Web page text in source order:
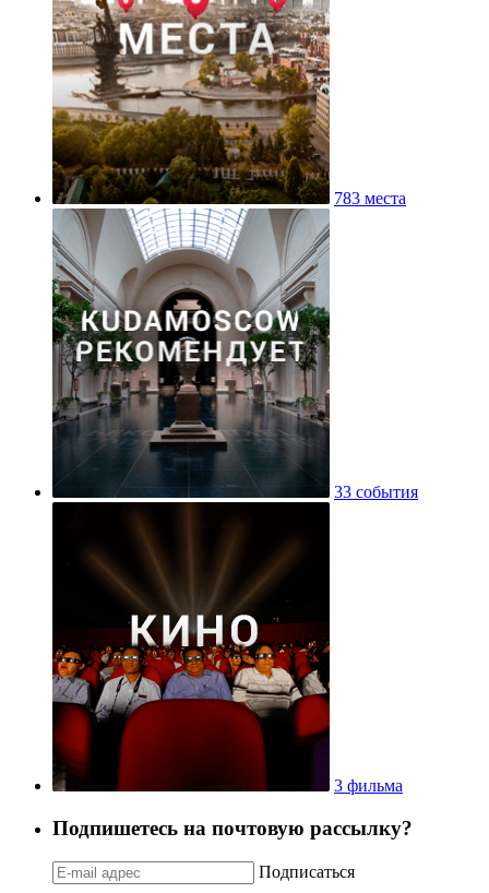
783 места
33 события
3 фильма
Подпишетесь на почтовую рассылку?
Подписаться